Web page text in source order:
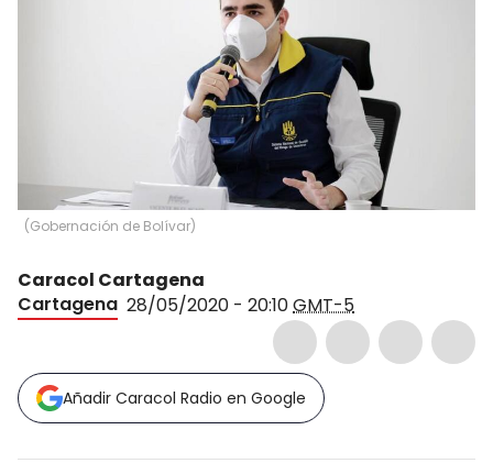
(Gobernación de Bolívar)
Caracol Cartagena
Cartagena 28/05/2020 - 20:10GMT-5
Añadir Caracol Radio en Google